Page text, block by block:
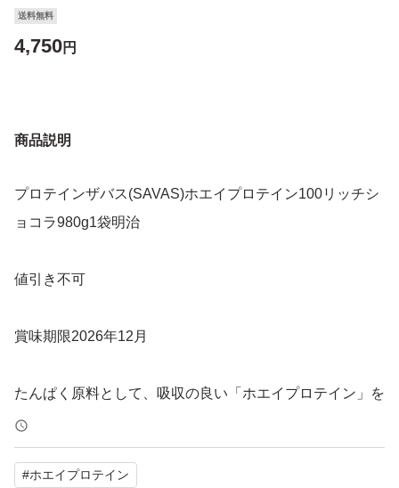
送料無料
4,750円
商品説明
プロテインザバス(SAVAS)ホエイプロテイン100リッチシ
ョコラ980g1袋明治
値引き不可
賞味期限2026年12月
たんぱく原料として、吸収の良い「ホエイプロテイン」を
使用しています。トレーニング直後などのプロテイン摂取
ポイントに合わせてたんぱく質を補給できるので、理想的
なカラダづくりをサポートします。・カラダづくりに欠か
#ホエイプロテイン